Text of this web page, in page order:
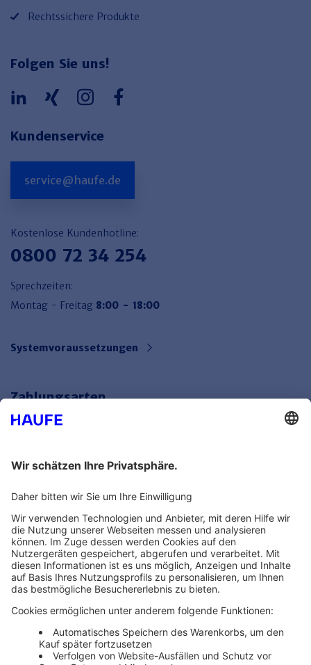
Rechtssichere Produkte
Folgen Sie uns!
Kundenservice
service@haufe.de
Kostenlose Kundenhotline:
0800 72 34 254
Sprechzeiten:
Montag - Freitag 8:00 - 18:00
Systemvoraussetzungen
Zahlungsarten
Themenwelten und Produktschulungen